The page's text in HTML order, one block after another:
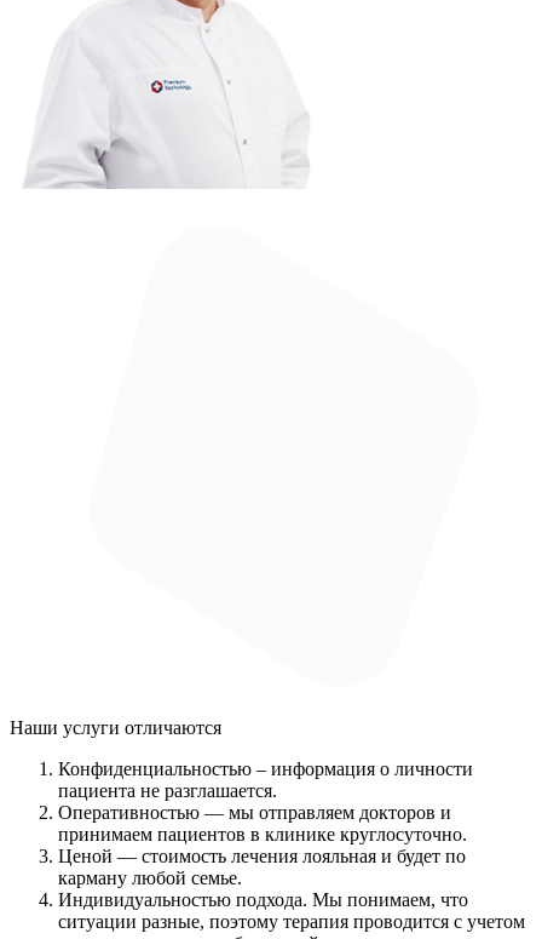
Наши услуги отличаются
Конфиденциальностью – информация о личности
пациента не разглашается.
Оперативностью — мы отправляем докторов и
принимаем пациентов в клинике круглосуточно.
Ценой — стоимость лечения лояльная и будет по
карману любой семье.
Индивидуальностью подхода. Мы понимаем, что
ситуации разные, поэтому терапия проводится с учетом